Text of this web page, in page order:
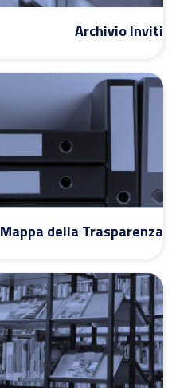
Archivio Inviti
Mappa della Trasparenza